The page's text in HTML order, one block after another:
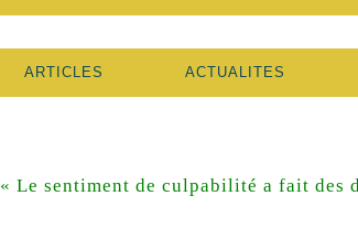
ARTICLES ACTUALITES
« Le sentiment de culpabilité a fait des